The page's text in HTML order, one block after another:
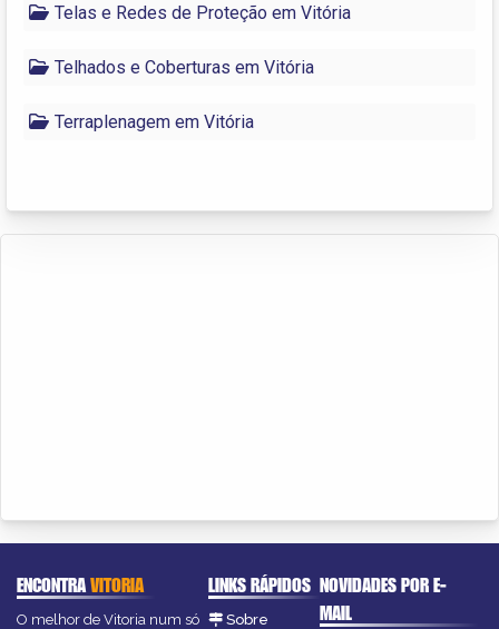
Telas e Redes de Proteção em Vitória
Telhados e Coberturas em Vitória
Terraplenagem em Vitória
ENCONTRAVITORIA
O melhor de Vitoria num só
LINKS RÁPIDOS
Sobre
NOVIDADES POR E-
MAIL